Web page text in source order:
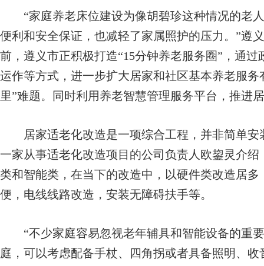
“家庭养老床位建设为像胡碧珍这种情况的老
便利和安全保证，也减轻了家属照护的压力。”遵
前，遵义市正积极打造“15分钟养老服务圈”，通
运作等方式，进一步扩大居家和社区基本养老服
里”难题。同时利用养老智慧管理服务平台，推进
居家适老化改造是一项综合工程，并非简单安
一家从事适老化改造项目的公司负责人欧鋆灵介
类和智能类，在当下的改造中，以硬件类改造居
便，电线线路改造，安装无障碍扶手等。
“不少家庭容易忽视老年辅具和智能设备的重要
庭，可以考虑配备手杖、四角拐或者具备照明、